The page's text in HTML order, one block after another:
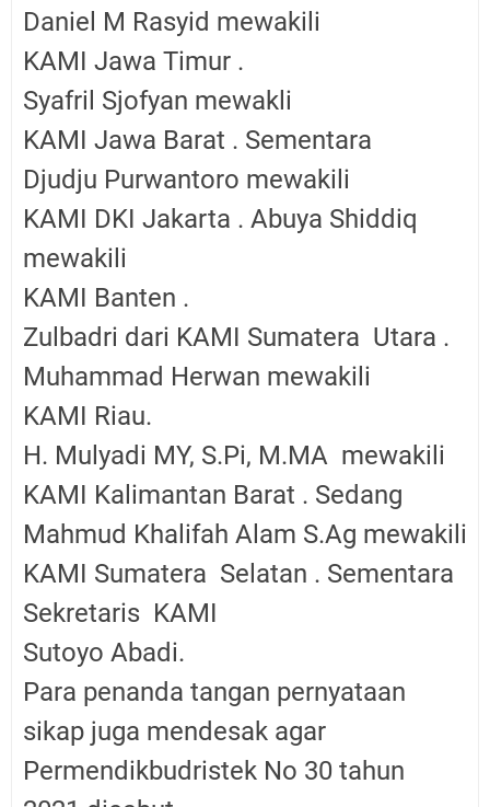
Daniel M Rasyid mewakili
KAMI Jawa Timur .
Syafril Sjofyan mewakli
KAMI Jawa Barat . Sementara
Djudju Purwantoro mewakili
KAMI DKI Jakarta . Abuya Shiddiq
mewakili
KAMI Banten .
Zulbadri dari KAMI Sumatera Utara .
Muhammad Herwan mewakili
KAMI Riau.
H. Mulyadi MY, S.Pi, M.MA mewakili
KAMI Kalimantan Barat . Sedang
Mahmud Khalifah Alam S.Ag mewakili
KAMI Sumatera Selatan . Sementara
Sekretaris KAMI
Sutoyo Abadi.
Para penanda tangan pernyataan
sikap juga mendesak agar
Permendikbudristek No 30 tahun